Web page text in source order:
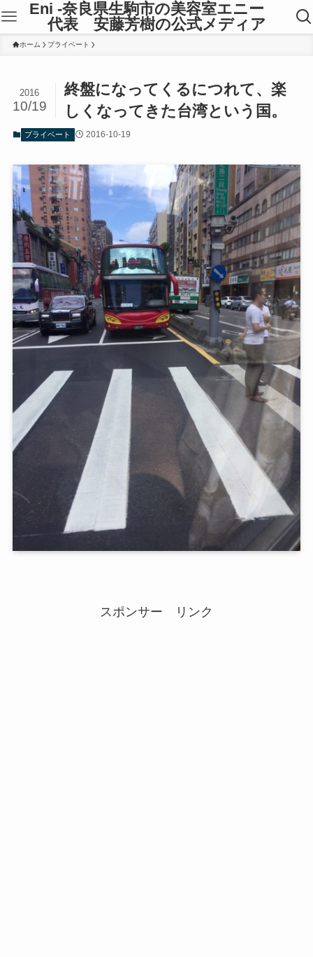
Eni -奈良県生駒市の美容室エニー
代表 安藤芳樹の公式メディア
ホーム プライベート
終盤になってくるにつれて、楽
しくなってきた台湾という国。
2016
10/19
プライベート 2016-10-19
スポンサー リンク